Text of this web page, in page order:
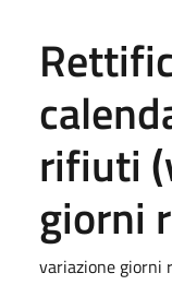
rifiuti
giorni
variazione giorni